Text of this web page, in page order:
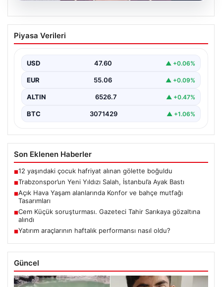
05.08.2026
Trabzonspor’un Yeni Yıldızı Salah,
İstanbul’a Ayak Bastı
Salah, İstanbul’a iniş yaptı. Havalimanında basın
mensupları ve kulüp…
Piyasa Verileri
USD 47.60 ▲ +0.06%
EUR 55.06 ▲ +0.09%
ALTIN 6526.7 ▲ +0.47%
BTC 3071429 ▲ +1.06%
Son Eklenen Haberler
■12 yaşındaki çocuk hafriyat alınan gölette boğuldu
■Trabzonspor’un Yeni Yıldızı Salah, İstanbul’a Ayak Bastı
■Açık Hava Yaşam alanlarında Konfor ve bahçe mutfağı
Tasarımları
■Cem Küçük soruşturması. Gazeteci Tahir Sarıkaya gözaltına
alındı
■Yatırım araçlarının haftalık performansı nasıl oldu?
Güncel